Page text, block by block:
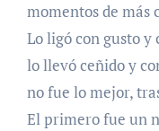
momentos de más
Lo ligó con gusto y
lo llevó ceñido y
no fue lo mejor,
El primero fue un